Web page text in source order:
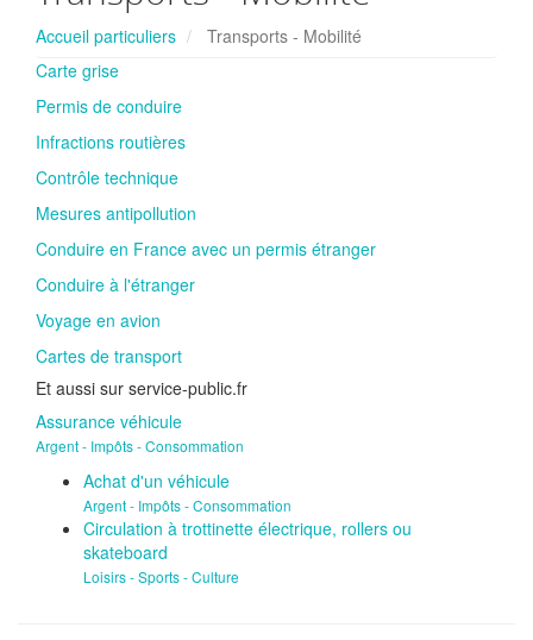
Accueil particuliers
Transports - Mobilité
Carte grise
Permis de conduire
Infractions routières
Contrôle technique
Mesures antipollution
Conduire en France avec un permis étranger
Conduire à l'étranger
Voyage en avion
Cartes de transport
Et aussi sur service-public.fr
Assurance véhicule
Argent - Impôts - Consommation
Achat d'un véhicule
Argent - Impôts - Consommation
Circulation à trottinette électrique, rollers ou
skateboard
Loisirs - Sports - Culture